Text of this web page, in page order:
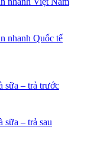
nhanh Quốc tế
sữa – trả trước
sữa – trả sau